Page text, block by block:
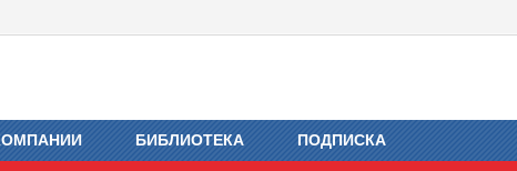
БИБЛИОТЕКА ПОДПИСКА